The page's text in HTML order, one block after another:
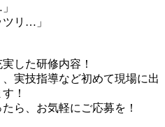
ツリ…」
した研修内容！
実技指導など初めて現場に出
！
ら、お気軽にご応募を！